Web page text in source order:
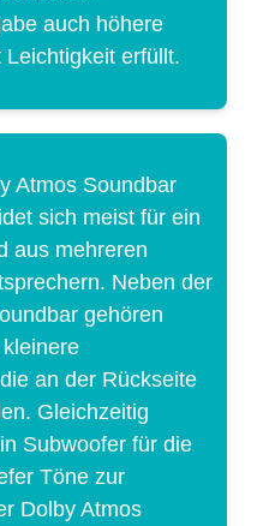
auch höhere
erfüllt.
Atmos Soundbar
sich meist für ein
aus mehreren
Neben der
gehören
an der Rückseite
Gleichzeitig
Subwoofer für die
Töne zur
Dolby Atmos